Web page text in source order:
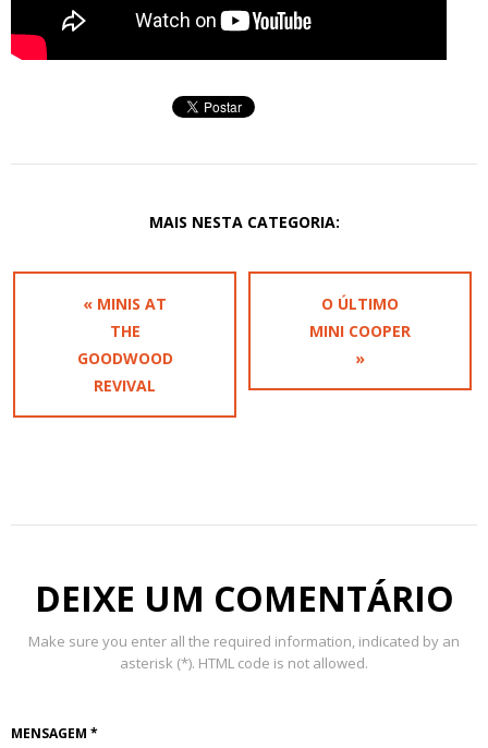
MAIS NESTA CATEGORIA:
« MINIS AT
THE
GOODWOOD
REVIVAL
O ÚLTIMO
MINI COOPER
»
DEIXE UM COMENTÁRIO
Make sure you enter all the required information, indicated by an
asterisk (*). HTML code is not allowed.
MENSAGEM *